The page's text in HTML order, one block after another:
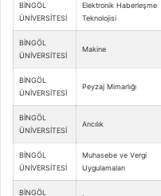
BİNGÖL
ÜNİVERSİTESİ
Elektronik Haberleşme
Teknolojisi
BİNGÖL
ÜNİVERSİTESİ
Makine
BİNGÖL
ÜNİVERSİTESİ
Peyzaj Mimarlığı
BİNGÖL
ÜNİVERSİTESİ
Arıcılık
BİNGÖL
ÜNİVERSİTESİ
Muhasebe ve Vergi
Uygulamaları
BİNGÖL